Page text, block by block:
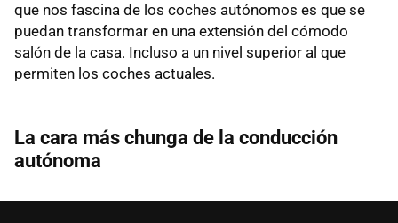
que nos fascina de los coches autónomos es que se
puedan transformar en una extensión del cómodo
salón de la casa. Incluso a un nivel superior al que
permiten los coches actuales.
La cara más chunga de la conducción
autónoma